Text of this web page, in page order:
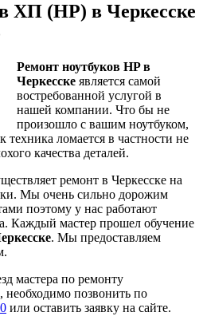
ХП (HP) в Черкесске
Ремонт ноутбуков HP в
Черкесске является самой
востребованной услугой в
нашей компании. Что бы не
произошло с вашим ноутбуком,
техника ломается в частности не
качества деталей.
ремонт в Черкесске на
Мы очень сильно дорожим
поэтому у нас работают
Каждый мастер прошел обучение
. Мы предоставляем
мастера по ремонту
позвонить по
или оставить заявку на сайте.